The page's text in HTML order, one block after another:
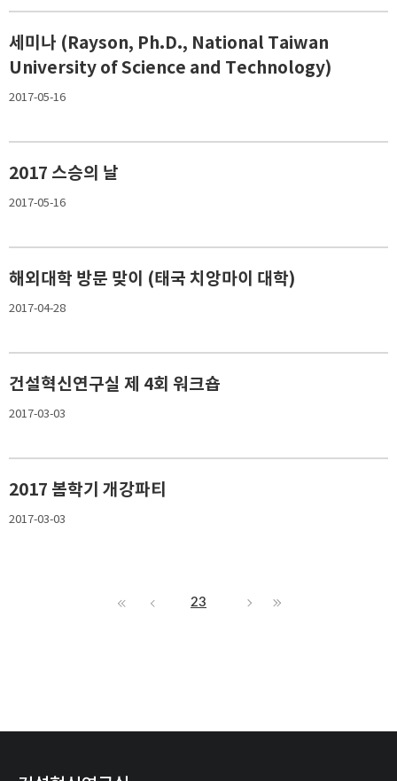
세미나 (Rayson, Ph.D., National Taiwan
University of Science and Technology)
2017-05-16
2017 스승의 날
2017-05-16
해외대학 방문 맞이 (태국 치앙마이 대학)
2017-04-28
건설혁신연구실 제 4회 워크숍
2017-03-03
2017 봄학기 개강파티
2017-03-03
23